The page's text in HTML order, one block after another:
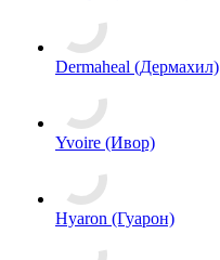
Dermaheal (Дермахил)
Yvoire (Ивор)
Hyaron (Гуарон)